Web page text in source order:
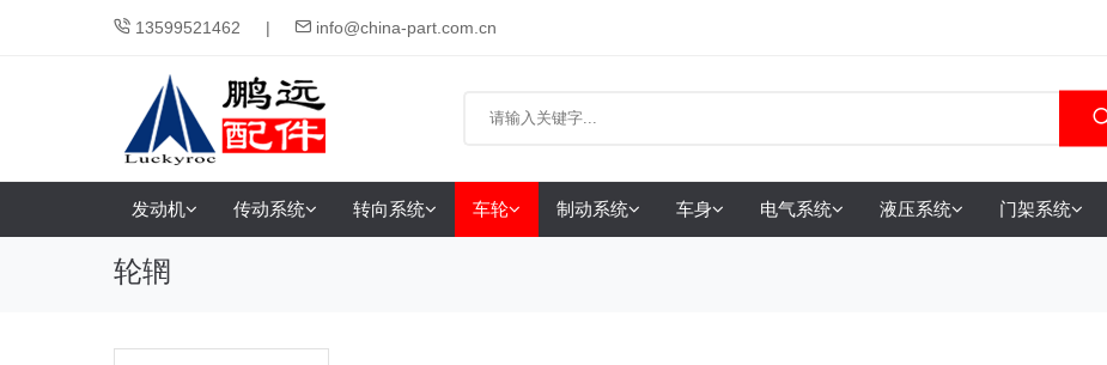
13599521462 info@china-part.com.cn
发动机 传动系统 转向系统 车轮 制动系统 车身 电气系统 液压系统 门架系统
轮辋